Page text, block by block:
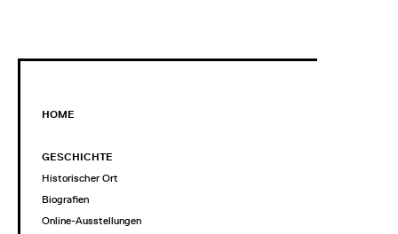
HOME
GESCHICHTE
Historischer Ort
Biografien
Online-Ausstellungen